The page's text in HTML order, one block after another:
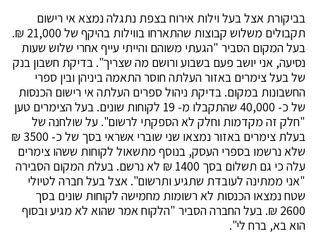
בביקורת אצל בעל וילות אירוח בצפת נתגלה נמצא אי רישום
תקבולים משלוש קבוצות שהתארחו בווילות בהיקף של 21,000 ₪.
בעל המקום הסביר "הגעתי משוהם והייתי עייף אחרי שלוש שעות
נסיעה, אני יושב פעם בשבוע ורושם מה שצריך". בדיקת חשבון בנק
של בעל צימרים באזור העלתה חוסר התאמה ביניהן ובין ספרי
החשבונות במקום. בדיקת ניהול ספרים העלתה אי רישום הכנסות
של כ- 40,000 שהתקבלו מ- 19 לקוחות שונים. בעל הצימרים טען
"חלק זה מקדמות וחלק לא הספקתי לרשום". על שולחנה של
בעלת צימרים באזור נמצאו שני שוברי אשראי בסך של כ- 3500 ₪
שלא נרשמו בספרי העסק, בנוסף מתשאול לקוחות ששהו צימרים
עלה כי גם תשלום בסך 1400 ₪ לא נרשם. בעלת המקום הסבירה
"אני ממתינה לעובדת שתגיע ותרשום". אצל בעל חברה לטיולי
שטח נמצאו הכנסות לא רשומות מחמישה לקוחות שונים בסך
2600 ₪. בעל החברה הסביר "הלקוח אמר שהוא לא מגיע ובסוף
הוא בא, ברח לי".